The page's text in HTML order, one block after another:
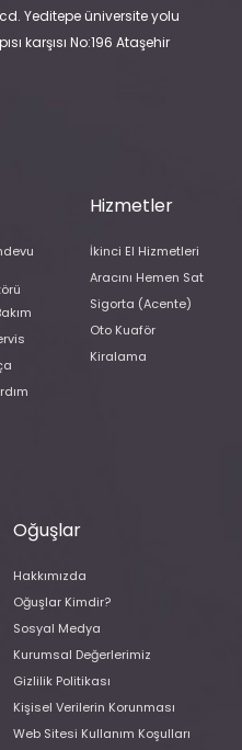
Yeditepe üniversite yolu
karşısı No:196 Ataşehir
Hizmetler
İkinci El Hizmetleri
Aracını Hemen Sat
Sigorta (Acente)
Oto Kuaför
Kiralama
Oğuşlar
Hakkımızda
Oğuşlar Kimdir?
Sosyal Medya
Kurumsal Değerlerimiz
Gizlilik Politikası
Kişisel Verilerin Korunması
Web Sitesi Kullanım Koşulları